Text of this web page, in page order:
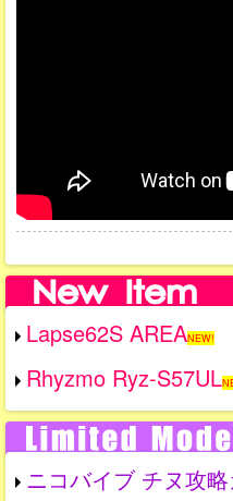
Lapse62S AREANEW!
Rhyzmo Ryz-S57UL
ニコバイブ チヌ攻